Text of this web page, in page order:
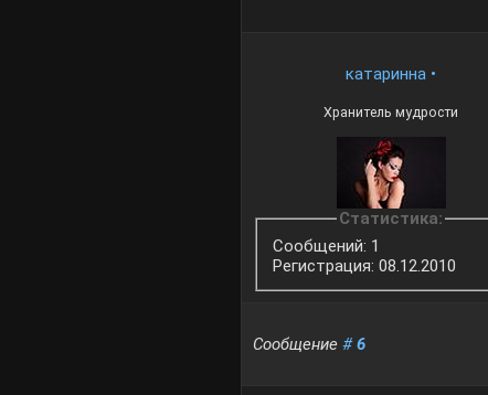
катаринна •
Хранитель мудрости
Статистика:
Сообщений: 1
Регистрация: 08.12.2010
Сообщение#6